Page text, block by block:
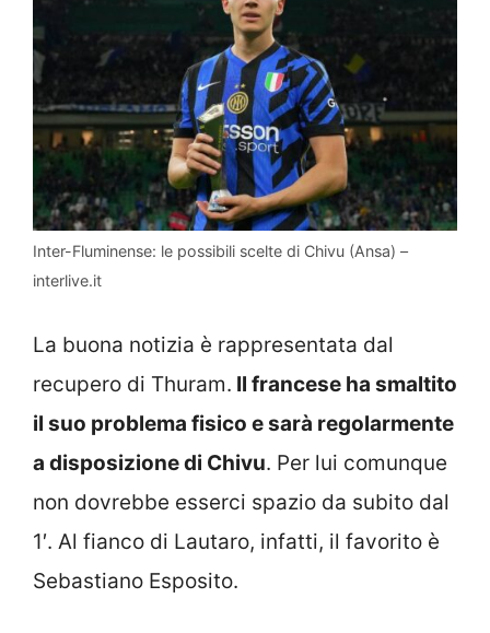
Inter-Fluminense: le possibili scelte di Chivu (Ansa) –
interlive.it
La buona notizia è rappresentata dal
recupero di Thuram. Il francese ha smaltito
il suo problema fisico e sarà regolarmente
a disposizione di Chivu. Per lui comunque
non dovrebbe esserci spazio da subito dal
1′. Al fianco di Lautaro, infatti, il favorito è
Sebastiano Esposito.